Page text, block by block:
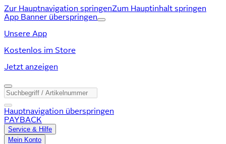
Zur Hauptnavigation springenZum Hauptinhalt springen
App Banner überspringen
Unsere App
Kostenlos im Store
Jetzt anzeigen
Hauptnavigation überspringen
PAYBACK
Service & Hilfe
Mein Konto